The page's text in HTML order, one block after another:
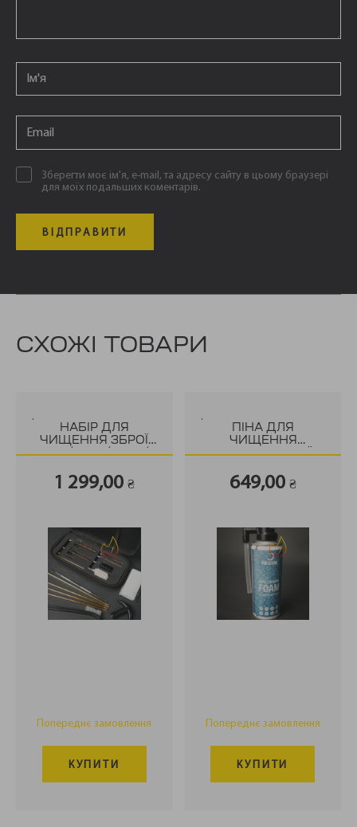
Email*
Email*
Зберегти моє ім'я, e-mail, та адресу сайту в цьому браузері
для моїх подальших коментарів.
СХОЖІ ТОВАРИ
.
НАБІР ДЛЯ
ЧИЩЕННЯ ЗБРОЇ
.223 / 5.56 / 5.45 /
1 299,00₴
Попереднє замовлення
КУПИТИ
.
ПІНА ДЛЯ
ЧИЩЕННЯ
СТВОЛІВ ЗБРОЇ
649,00 ₴
Попереднє замовлення
КУПИТИ